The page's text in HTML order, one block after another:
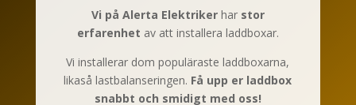
Vi på Alerta Elektriker har stor
erfarenhet av att installera laddboxar.
Vi installerar dom populäraste laddboxarna,
likaså lastbalanseringen. Få upp er laddbox
snabbt och smidigt med oss!